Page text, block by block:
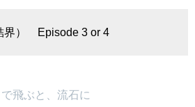
界） Episode 3 or 4
飛ぶと、流石に